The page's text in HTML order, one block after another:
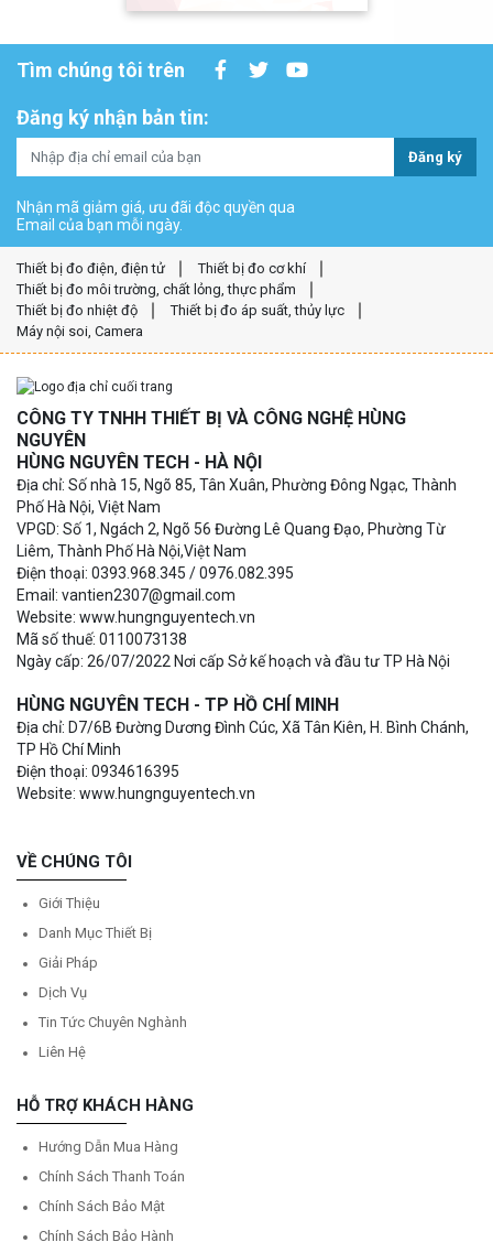
Tìm chúng tôi trên
Đăng ký nhận bản tin:
Đăng ký
Nhận mã giảm giá, ưu đãi độc quyền qua
Email của bạn mỗi ngày.
Thiết bị đo điện, điện tử
Thiết bị đo cơ khí
Thiết bị đo môi trường, chất lỏng, thực phẩm
Thiết bị đo nhiệt độ
Thiết bị đo áp suất, thủy lực
Máy nội soi, Camera
CÔNG TY TNHH THIẾT BỊ VÀ CÔNG NGHỆ HÙNG
NGUYÊN
HÙNG NGUYÊN TECH - HÀ NỘI
Địa chỉ: Số nhà 15, Ngõ 85, Tân Xuân, Phường Đông Ngạc, Thành
Phố Hà Nội, Việt Nam
VPGD: Số 1, Ngách 2, Ngõ 56 Đường Lê Quang Đạo, Phường Từ
Liêm, Thành Phố Hà Nội,Việt Nam
Điện thoại: 0393.968.345 / 0976.082.395
Email: vantien2307@gmail.com
Website: www.hungnguyentech.vn
Mã số thuế: 0110073138
Ngày cấp: 26/07/2022 Nơi cấp Sở kế hoạch và đầu tư TP Hà Nội
HÙNG NGUYÊN TECH - TP HỒ CHÍ MINH
Địa chỉ: D7/6B Đường Dương Đình Cúc, Xã Tân Kiên, H. Bình Chánh,
TP Hồ Chí Minh
Điện thoại: 0934616395
Website: www.hungnguyentech.vn
VỀ CHÚNG TÔI
Giới Thiệu
Danh Mục Thiết Bị
Giải Pháp
Dịch Vụ
Tin Tức Chuyên Nghành
Liên Hệ
HỖ TRỢ KHÁCH HÀNG
Hướng Dẫn Mua Hàng
Chính Sách Thanh Toán
Chính Sách Bảo Mật
Chính Sách Bảo Hành